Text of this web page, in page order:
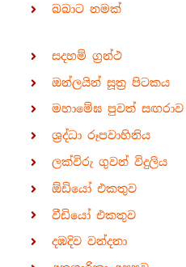
බබාට නමක්
සදහම් ග්‍රන්ථ
ඔන්ලයින් සූත්‍ර පිටකය
මහාමේඝ පුවත් සඟරාව
ශ්‍රද්ධා රූපවාහිනිය
ලක්විරු ගුවන් විදුලිය
ඕඩියෝ එකතුව
වීඩියෝ එකතුව
දඹදිව වන්දනා